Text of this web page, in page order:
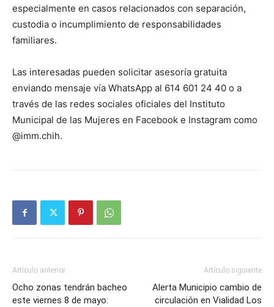
especialmente en casos relacionados con separación,
custodia o incumplimiento de responsabilidades
familiares.
Las interesadas pueden solicitar asesoría gratuita
enviando mensaje vía WhatsApp al 614 601 24 40 o a
través de las redes sociales oficiales del Instituto
Municipal de las Mujeres en Facebook e Instagram como
@imm.chih.
Artículo anterior
Ocho zonas tendrán bacheo
este viernes 8 de mayo:
Artículo siguiente
Alerta Municipio cambio de
circulación en Vialidad Los